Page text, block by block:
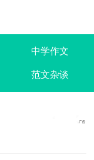
中学作文
范文杂谈